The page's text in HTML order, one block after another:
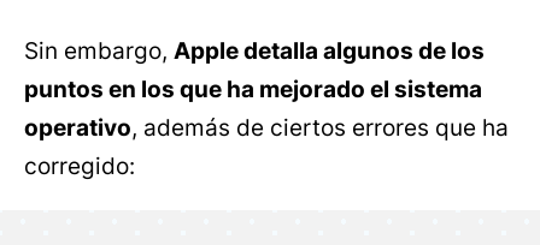
Sin embargo, Apple detalla algunos de los
puntos en los que ha mejorado el sistema
operativo, además de ciertos errores que ha
corregido: